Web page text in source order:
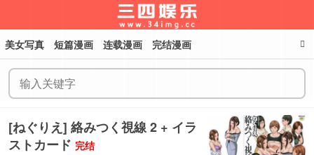
美女写真 短篇漫画 连载漫画 完结漫画
[ねぐりえ] 絡みつく視線 2 + イラ
ストカード 完结